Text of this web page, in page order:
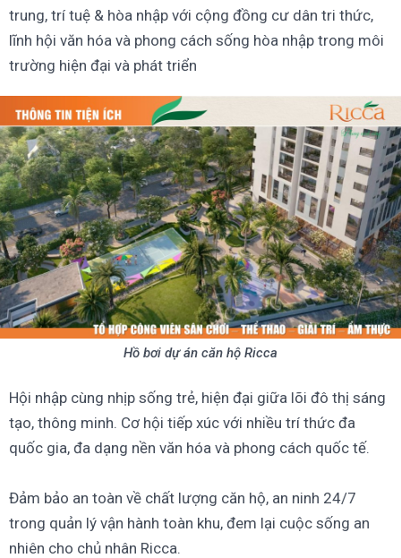
trung, trí tuệ & hòa nhập với cộng đồng cư dân tri thức,
lĩnh hội văn hóa và phong cách sống hòa nhập trong môi
trường hiện đại và phát triển
Hồ bơi dự án căn hộ Ricca
Hội nhập cùng nhịp sống trẻ, hiện đại giữa lõi đô thị sáng
tạo, thông minh. Cơ hội tiếp xúc với nhiều trí thức đa
quốc gia, đa dạng nền văn hóa và phong cách quốc tế.
Đảm bảo an toàn về chất lượng căn hộ, an ninh 24/7
trong quản lý vận hành toàn khu, đem lại cuộc sống an
nhiên cho chủ nhân Ricca.